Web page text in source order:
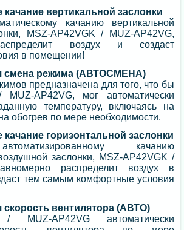
качание вертикальной заслонки
качанию вертикальной
MSZ-AP42VGK / MUZ-AP42VG,
воздух и создаст
в помещении!
смена режима (АВТОСМЕНА)
предназначена для того, что бы
MUZ-AP42VG, мог автоматически
температуру, включаясь на
обогрев по мере необходимости.
качание горизонтальной заслонки
качанию
заслонки, MSZ-AP42VGK /
распределит воздух в
тем самым комфортные условия
скорость вентилятора (АВТО)
/ MUZ-AP42VG автоматически